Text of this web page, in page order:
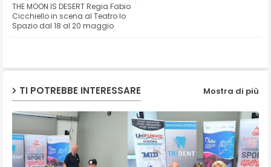
ter
THE MOON IS DESERT Regia Fabio
Cicchiello in scena al Teatro lo
Spazio dal 18 al 20 maggio
TI POTREBBE INTERESSARE Mostra di più